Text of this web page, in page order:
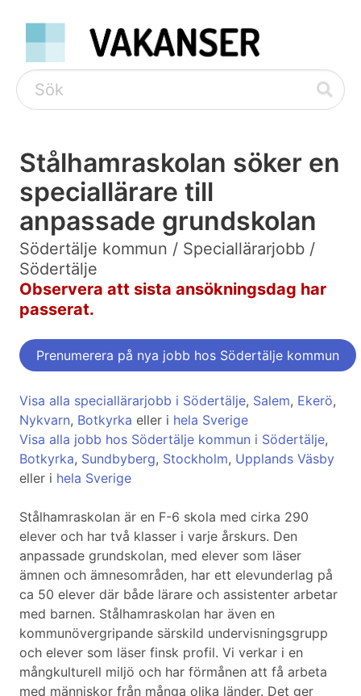
Stålhamraskolan söker en
speciallärare till
anpassade grundskolan
Södertälje kommun / Speciallärarjobb /
Södertälje
Observera att sista ansökningsdag har
passerat.
Prenumerera på nya jobb hos Södertälje kommun
Visa alla speciallärarjobb i Södertälje, Salem, Ekerö,
Nykvarn, Botkyrka eller i hela Sverige
Visa alla jobb hos Södertälje kommun i Södertälje,
Botkyrka, Sundbyberg, Stockholm, Upplands Väsby
eller i hela Sverige
Stålhamraskolan är en F-6 skola med cirka 290
elever och har två klasser i varje årskurs. Den
anpassade grundskolan, med elever som läser
ämnen och ämnesområden, har ett elevunderlag på
ca 50 elever där både lärare och assistenter arbetar
med barnen. Stålhamraskolan har även en
kommunövergripande särskild undervisningsgrupp
och elever som läser finsk profil. Vi verkar i en
mångkulturell miljö och har förmånen att få arbeta
med människor från många olika länder. Det ger